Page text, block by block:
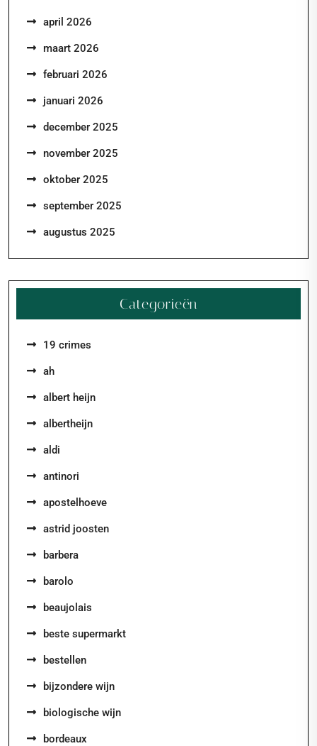
april 2026
maart 2026
februari 2026
januari 2026
december 2025
november 2025
oktober 2025
september 2025
augustus 2025
Categorieën
19 crimes
ah
albert heijn
albertheijn
aldi
antinori
apostelhoeve
astrid joosten
barbera
barolo
beaujolais
beste supermarkt
bestellen
bijzondere wijn
biologische wijn
bordeaux